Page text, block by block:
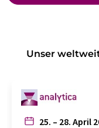
Unser
25. – 28. April